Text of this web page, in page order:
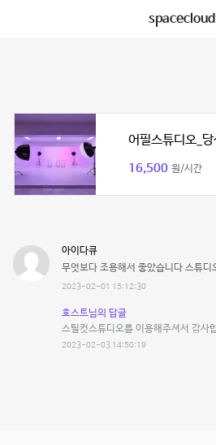
spacecloud
어필스튜디오_
16,500 원/시간
아이다큐
무엇보다 조용해서 좋았습니다 스튜디
2023-02-01 15:12:30
호스트님의 답글
스틸컷스튜디오를 이용해주셔서 감사
2023-02-03 14:50:19